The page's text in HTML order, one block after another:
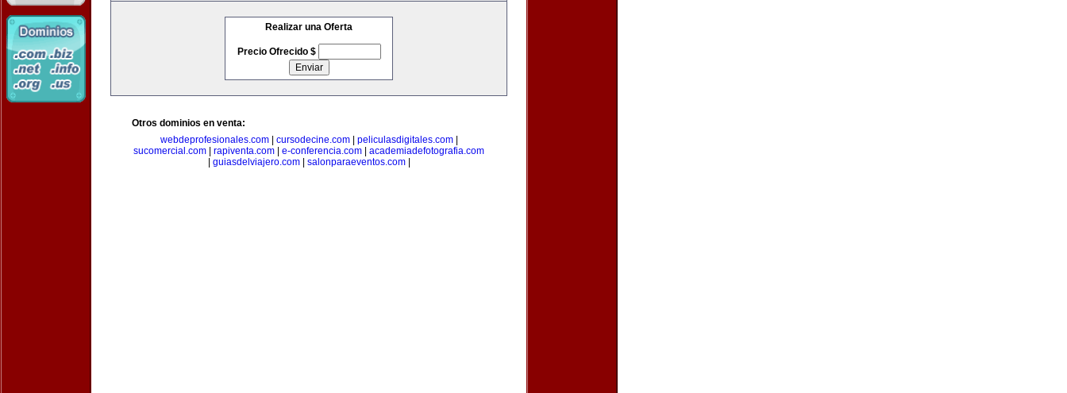
Realizar una Oferta
Precio Ofrecido $
Otros dominios en venta:
webdeprofesionales.com| cursodecine.com| peliculasdigitales.com|
sucomercial.com
rapiventa.com e-conferencia.com
academiadefotografia.com
guiasdelviajero.com| salonparaeventos.com|